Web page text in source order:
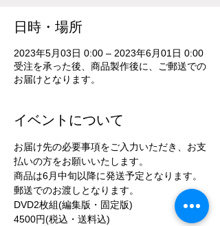
日時・場所
2023年5月03日 0:00 – 2023年6月01日 0:00
受注を承った後、商品製作後に、ご郵送での
お届けとなります。
イベントについて
お届け先の必要事項をご入力いただき、お支
払いの方をお願いいたします。
商品は6月中旬以降に発送予定となります。
郵送でのお渡しとなります。
DVD2枚組(編集版・固定版)
4500円(税込・送料込)